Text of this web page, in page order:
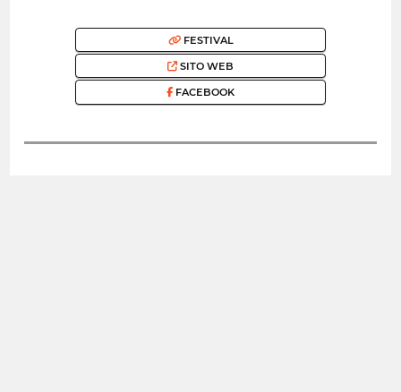
FESTIVAL
SITO WEB
FACEBOOK